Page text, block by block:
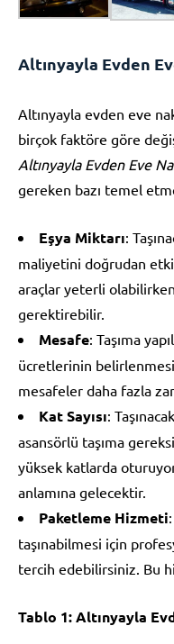
Altınyayla Evden
Altınyayla evden eve
birçok faktöre göre
Altınyayla Evden Eve
gereken bazı temel
Eşya Miktarı:
maliyetini doğrudan
araçlar yeterli
gerektirebilir.
Mesafe: Taşıma
ücretlerinin
mesafeler daha fazla
Kat Sayısı:
asansörlü taşıma
yüksek katlarda
anlamına gelecektir.
Paketleme Hizmeti
taşınabilmesi için
tercih edebilirsiniz. Bu
Tablo 1: Altınyayla